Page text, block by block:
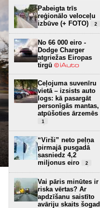
Pabeigta trīs
reģionālo veloceļu
izbūve (+ FOTO)
2
No 66 000 eiro -
Dodge Charger
atgriežas Eiropas
tirgū
Ceļojuma suvenīru
vietā – izsists auto
logs: kā pasargāt
personīgās mantas,
atpūšoties ārzemēs
1
“Virši” neto peļņa
pirmajā pusgadā
sasniedz 4,2
miljonus eiro
2
Vai pāris minūtes ir
riska vērtas? Ar
apdzīšanu saistīto
avāriju skaits šogad